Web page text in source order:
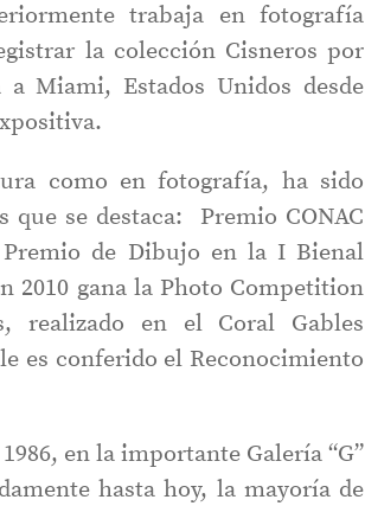
trabaja en fotografía
la colección Cisneros por
Miami, Estados Unidos desde
como en fotografía, ha sido
que se destaca: Premio CONAC
de Dibujo en la I Bienal
2010 gana la Photo Competition
realizado en el Coral Gables
es conferido el Reconocimiento
en la importante Galería “G”
hasta hoy, la mayoría de